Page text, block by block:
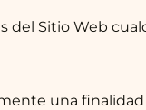
del Sitio Web
una